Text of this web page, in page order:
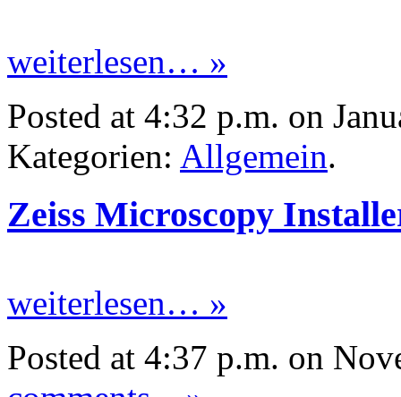
weiterlesen… »
Posted at 4:32 p.m. on
Kategorien: Allgemein.
Zeiss Microscopy
weiterlesen… »
Posted at 4:37 p.m. on